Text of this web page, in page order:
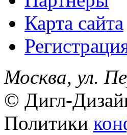
Карта сайта
Москва, ул.
© Дигл-
Политики